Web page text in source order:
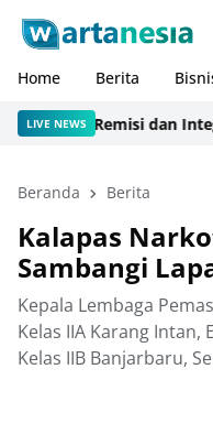
Home Berita
LIVE NEWS
Remisi dan Integrasi
Beranda Berita
Kalapas
Sambangi
Kepala Lembaga
Kelas IIA Karang Intan,
Kelas IIB Banjarbaru,